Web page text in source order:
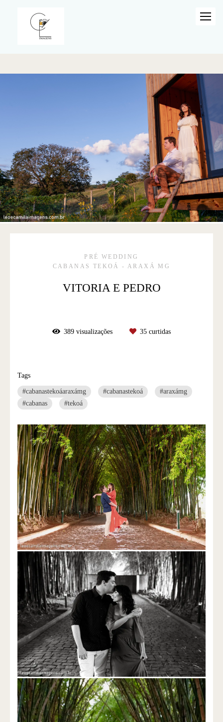
PRÉ WEDDING
CABANAS TEKOÁ - ARAXÁ MG
VITORIA E PEDRO
389 visualizações 35 curtidas
Tags
#cabanastekoáaraxámg #cabanastekoá
#araxámg
#cabanas
#tekoá